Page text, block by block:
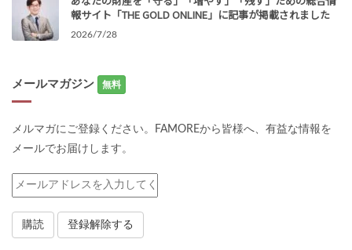
報サイト「THE GOLD ONLINE」に記事が掲載されました
2026/7/28
メールマガジン 無料
メルマガにご登録ください。FAMOREから皆様へ、有益な情報を
メールでお届けします。